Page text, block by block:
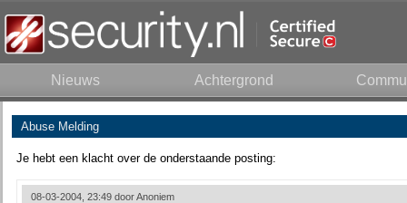
Nieuws Achtergrond
Abuse Melding
Je hebt een klacht over de onderstaande posting:
08-03-2004, 23:49 doorAnoniem